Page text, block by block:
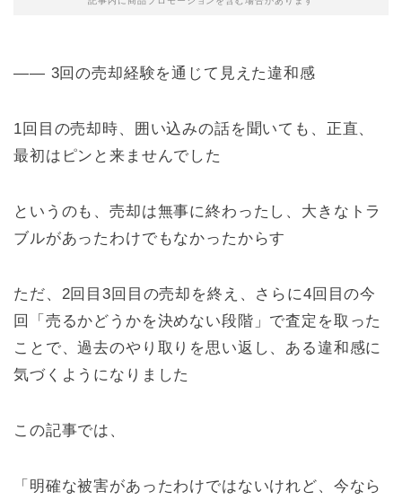
―― 3回の売却経験を通じて見えた違和感
1回目の売却時、囲い込みの話を聞いても、正直、
最初はピンと来ませんでした
というのも、売却は無事に終わったし、大きなトラ
ブルがあったわけでもなかったからす
ただ、2回目3回目の売却を終え、さらに4回目の今
回「売るかどうかを決めない段階」で査定を取った
ことで、過去のやり取りを思い返し、ある違和感に
気づくようになりました
この記事では、
「明確な被害があったわけではないけれど、今なら